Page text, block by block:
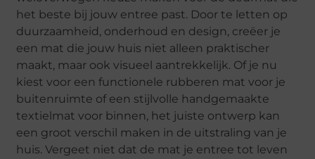
het beste bij jouw entree past. Door te letten op
duurzaamheid, onderhoud en design, creëer je
een mat die jouw huis niet alleen praktischer
maakt, maar ook visueel aantrekkelijk. Of je nu
kiest voor een functionele rubberen mat voor je
buitenruimte of een stijlvolle handgemaakte
textielmat voor binnen, het juiste ontwerp kan
een groot verschil maken in de uitstraling van je
huis. Vergeet niet dat de mat je entree tot leven